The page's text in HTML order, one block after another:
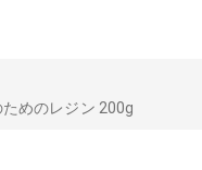
めのレジン 200g